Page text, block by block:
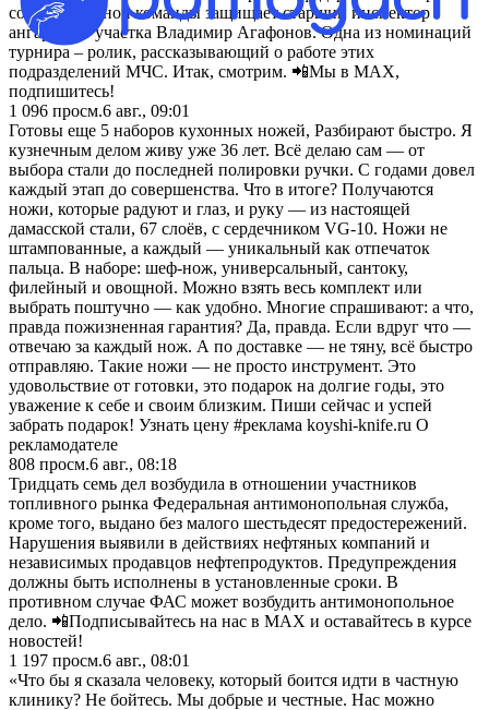
составе сборной команды защищает старший инспектор
ангарского участка Владимир Агафонов. Одна из номинаций
турнира – ролик, рассказывающий о работе этих
подразделений МЧС. Итак, смотрим. 📲Мы в MAX,
подпишитесь!
1 096 просм.6 авг., 09:01
Готовы еще 5 наборов кухонных ножей, Разбирают быстро. Я
кузнечным делом живу уже 36 лет. Всё делаю сам — от
выбора стали до последней полировки ручки. С годами довел
каждый этап до совершенства. Что в итоге? Получаются
ножи, которые радуют и глаз, и руку — из настоящей
дамасской стали, 67 слоёв, с сердечником VG-10. Ножи не
штампованные, а каждый — уникальный как отпечаток
пальца. В наборе: шеф-нож, универсальный, сантоку,
филейный и овощной. Можно взять весь комплект или
выбрать поштучно — как удобно. Многие спрашивают: а что,
правда пожизненная гарантия? Да, правда. Если вдруг что —
отвечаю за каждый нож. А по доставке — не тяну, всё быстро
отправляю. Такие ножи — не просто инструмент. Это
удовольствие от готовки, это подарок на долгие годы, это
уважение к себе и своим близким. Пиши сейчас и успей
забрать подарок! Узнать цену #реклама koyshi-knife.ru О
рекламодателе
808 просм.6 авг., 08:18
Тридцать семь дел возбудила в отношении участников
топливного рынка Федеральная антимонопольная служба,
кроме того, выдано без малого шестьдесят предостережений.
Нарушения выявили в действиях нефтяных компаний и
независимых продавцов нефтепродуктов. Предупреждения
должны быть исполнены в установленные сроки. В
противном случае ФАС может возбудить антимонопольное
дело. 📲Подписывайтесь на нас в MAX и оставайтесь в курсе
новостей!
1 197 просм.6 авг., 08:01
«Что бы я сказала человеку, который боится идти в частную
клинику? Не бойтесь. Мы добрые и честные. Нас можно